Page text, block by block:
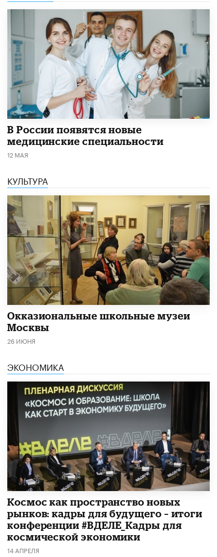
В России появятся новые
медицинские специальности
12 МАЯ
КУЛЬТУРА
​Окказиональные школьные музеи
Москвы
26 ИЮНЯ
ЭКОНОМИКА
Космос как пространство новых
рынков: кадры для будущего – итоги
конференции #ВДЕЛЕ_Кадры для
космической экономики
14 АПРЕЛЯ